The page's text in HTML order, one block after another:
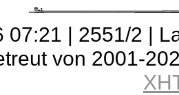
07:21 | 2551/2 |
von 2001-